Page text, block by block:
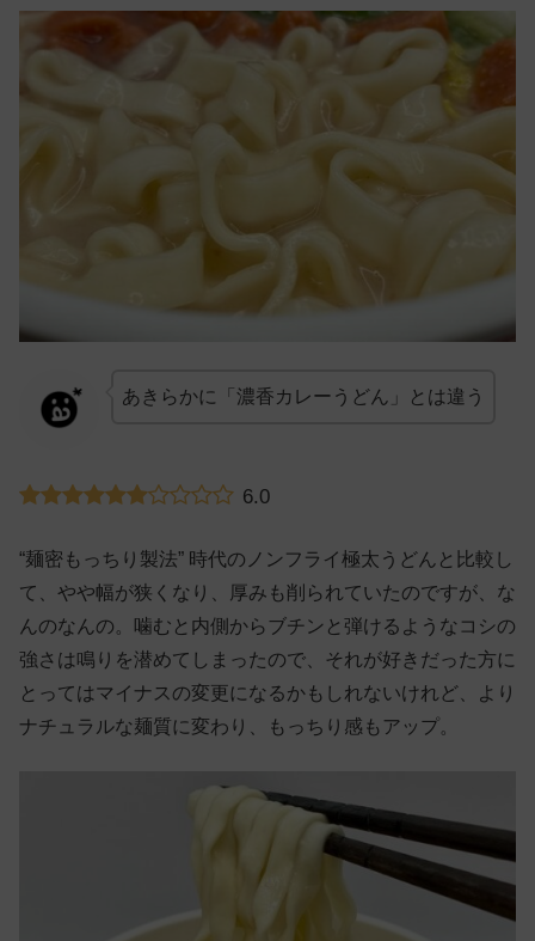
あきらかに「濃香カレーうどん」とは違う
6.0
“麺密もっちり製法” 時代のノンフライ極太うどんと比較し
て、やや幅が狭くなり、厚みも削られていたのですが、な
んのなんの。噛むと内側からブチンと弾けるようなコシの
強さは鳴りを潜めてしまったので、それが好きだった方に
とってはマイナスの変更になるかもしれないけれど、より
ナチュラルな麺質に変わり、もっちり感もアップ。